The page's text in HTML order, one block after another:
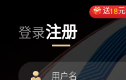
登录注册
送18元